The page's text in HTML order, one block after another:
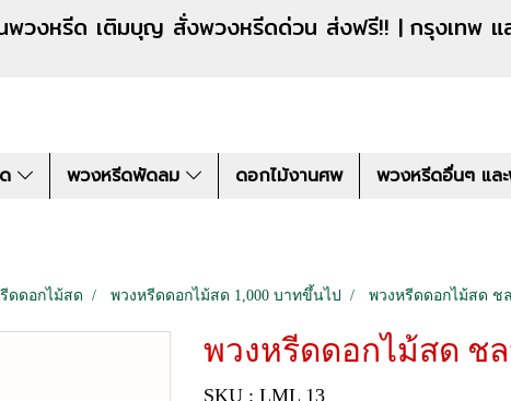
วงหรีดด่วน ส่งฟรี!! | กรุงเทพ
พวงหรีดพัดลม ดอกไม้งานศพ พวงหรีดอื่นๆ แล
ดดอกไม้สด พวงหรีดดอกไม้สด 1,000 บาทขึ้นไป พวงหรีดดอกไม้สด ช
พวงหรีดดอกไม้สด ช
SKU : LML 13